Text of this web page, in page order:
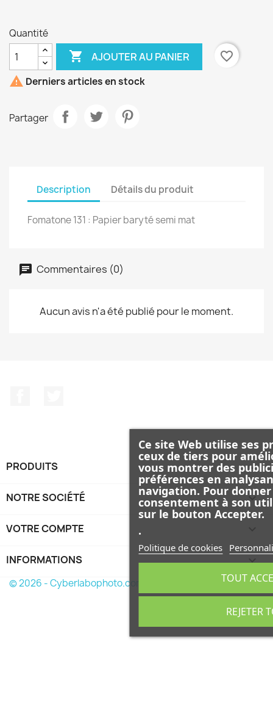
Ce site Web utilise ses
ceux de tiers pour
vous montrer des
préférences en
navigation. Pour
consentement à son
sur le bouton Accepter.
.
Politique de cookies
REJETER
TOUT
Quantité
 AJOUTER AU PANIER
favorite_border
 Derniers articles en stock
Partager
Description Détails du produit
Fomatone 131 : Papier baryté semi mat
Commentaires (0)
Aucun avis n'a été publié pour le moment.
PRODUITS 
NOTRE SOCIÉTÉ 
VOTRE COMPTE
INFORMATIONS keyboard_arrow_down
© 2026 - Cyberlabophoto.com